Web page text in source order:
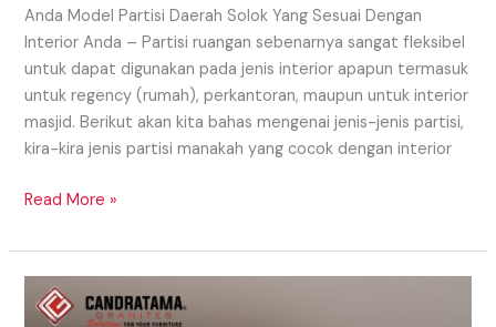
Anda Model Partisi Daerah Solok Yang Sesuai Dengan
Interior Anda – Partisi ruangan sebenarnya sangat fleksibel
untuk dapat digunakan pada jenis interior apapun termasuk
untuk regency (rumah), perkantoran, maupun untuk interior
masjid. Berikut akan kita bahas mengenai jenis-jenis partisi,
kira-kira jenis partisi manakah yang cocok dengan interior
Read More »
Model
Partisi